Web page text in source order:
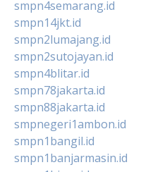
smpn4semarang.id
smpn14jkt.id
smpn2lumajang.id
smpn2sutojayan.id
smpn4blitar.id
smpn78jakarta.id
smpn88jakarta.id
smpnegeri1ambon.id
smpn1bangil.id
smpn1banjarmasin.id